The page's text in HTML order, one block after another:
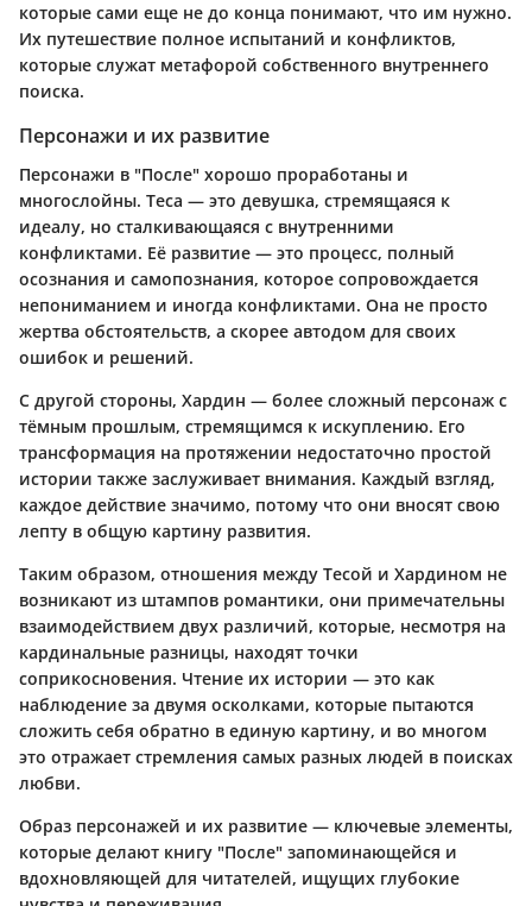
которые сами еще не до конца понимают, что им нужно.
Их путешествие полное испытаний и конфликтов,
которые служат метафорой собственного внутреннего
поиска.
Персонажи и их развитие
Персонажи в "После" хорошо проработаны и
многослойны. Теса — это девушка, стремящаяся к
идеалу, но сталкивающаяся с внутренними
конфликтами. Её развитие — это процесс, полный
осознания и самопознания, которое сопровождается
непониманием и иногда конфликтами. Она не просто
жертва обстоятельств, а скорее автодом для своих
ошибок и решений.
С другой стороны, Хардин — более сложный персонаж с
тёмным прошлым, стремящимся к искуплению. Его
трансформация на протяжении недостаточно простой
истории также заслуживает внимания. Каждый взгляд,
каждое действие значимо, потому что они вносят свою
лепту в общую картину развития.
Таким образом, отношения между Тесой и Хардином не
возникают из штампов романтики, они примечательны
взаимодействием двух различий, которые, несмотря на
кардинальные разницы, находят точки
соприкосновения. Чтение их истории — это как
наблюдение за двумя осколками, которые пытаются
сложить себя обратно в единую картину, и во многом
это отражает стремления самых разных людей в поисках
любви.
Образ персонажей и их развитие — ключевые элементы,
которые делают книгу "После" запоминающейся и
вдохновляющей для читателей, ищущих глубокие